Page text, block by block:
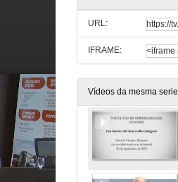
URL:
IFRAME:
Vídeos da mesma serie